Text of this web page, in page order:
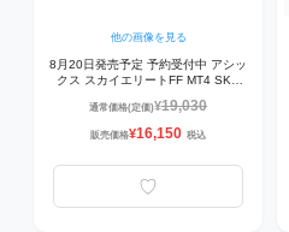
他の画像を見る
8月20日発売予定 予約受付中 アシッ
クス スカイエリートFF MT4 SKY
ーシューズ DAHLIA/MURASAKI
通常価格(定価)¥19,030
販売価格¥16,150 税込